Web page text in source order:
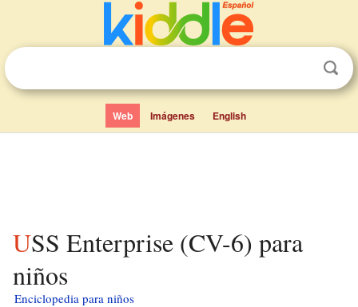
Web Imágenes English
USS Enterprise (CV-6) para
niños
Enciclopedia para niños